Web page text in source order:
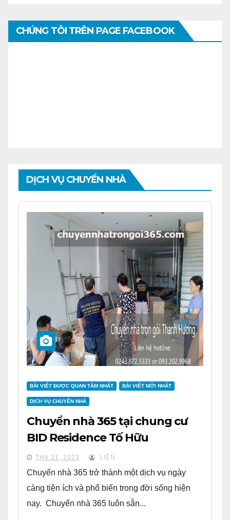
CHÚNG TÔI TRÊN PAGE FACEBOOK
DỊCH VỤ CHUYỂN NHÀ
BÀI VIẾT ĐƯỢC QUAN TÂM NHẤT BÀI VIẾT MỚI NHẤT
DỊCH VỤ CHUYỂN NHÀ
Chuyển nhà 365 tại chung cư
BID Residence Tố Hữu
TH6 21, 2023 LIÊN
Chuyển nhà 365 trở thành một dịch vụ ngày
càng tiện ích và phổ biến trong đời sống hiện
nay. Chuyển nhà 365 luôn sẵn...